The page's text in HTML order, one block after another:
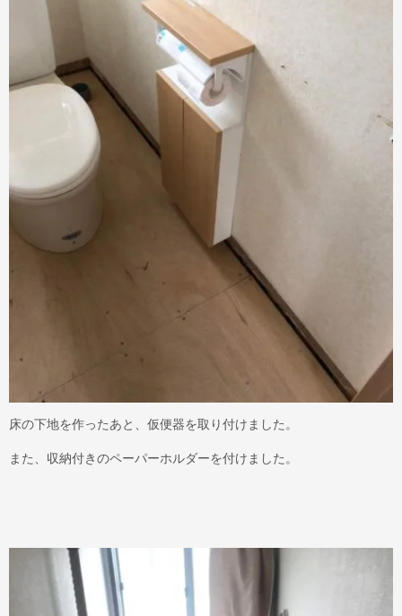
床の下地を作ったあと、仮便器を取り付けました。
また、収納付きのペーパーホルダーを付けました。